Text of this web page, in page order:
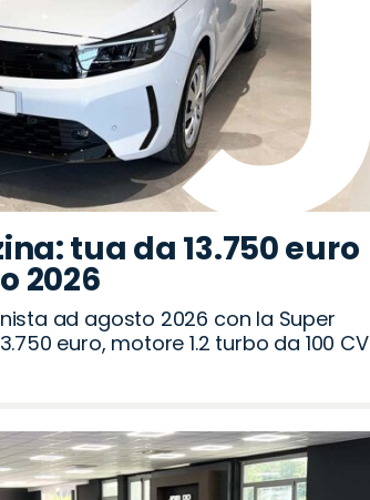
tua da 13.750 euro
2026
ad agosto 2026 con la Super
euro, motore 1.2 turbo da 100 CV